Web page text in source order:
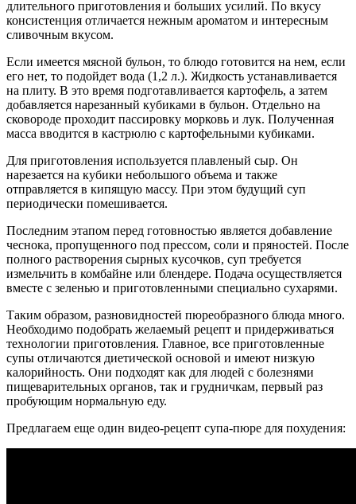
длительного приготовления и больших усилий. По вкусу
консистенция отличается нежным ароматом и интересным
сливочным вкусом.
Если имеется мясной бульон, то блюдо готовится на нем, если
его нет, то подойдет вода (1,2 л.). Жидкость устанавливается
на плиту. В это время подготавливается картофель, а затем
добавляется нарезанный кубиками в бульон. Отдельно на
сковороде проходит пассировку морковь и лук. Полученная
масса вводится в кастрюлю с картофельными кубиками.
Для приготовления используется плавленый сыр. Он
нарезается на кубики небольшого объема и также
отправляется в кипящую массу. При этом будущий суп
периодически помешивается.
Последним этапом перед готовностью является добавление
чеснока, пропущенного под прессом, соли и пряностей. После
полного растворения сырных кусочков, суп требуется
измельчить в комбайне или блендере. Подача осуществляется
вместе с зеленью и приготовленными специально сухарями.
Таким образом, разновидностей пюреобразного блюда много.
Необходимо подобрать желаемый рецепт и придерживаться
технологии приготовления. Главное, все приготовленные
супы отличаются диетической основой и имеют низкую
калорийность. Они подходят как для людей с болезнями
пищеварительных органов, так и грудничкам, первый раз
пробующим нормальную еду.
Предлагаем еще один видео-рецепт супа-пюре для похудения: